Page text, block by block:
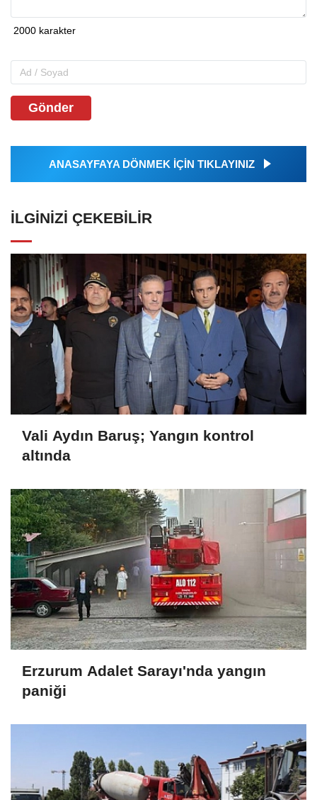
Gönder
ANASAYFAYA DÖNMEK İÇİN TIKLAYINIZ
İLGINIZI ÇEKEBILIR
Vali Aydın Baruş; Yangın kontrol
altında
Erzurum Adalet Sarayı'nda yangın
paniği